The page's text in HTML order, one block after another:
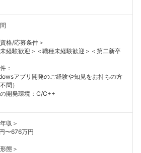
格/応募条件＞
経験歓迎＞＜職種未経験歓迎＞＜第二新卒
：
アプリ開発のご経験や知見をお持ちの方
問）
開発環境：C/C++
収＞
〜676万円
態＞